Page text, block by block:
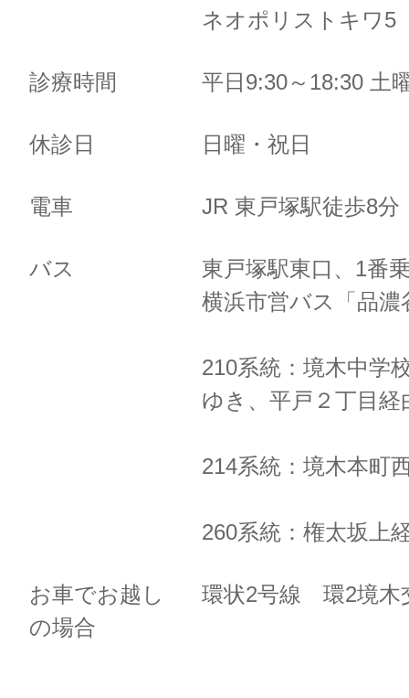
ネオポリストキワ
診療時間 平日9:30～18:30 土
休診日 日曜・祝日
電車 JR 東戸塚駅徒歩8
バス
東戸塚駅東口、1番
横浜市営バス「品
210系統：境木中学
ゆき、 平戸２丁目経
214系統：境木本町
260系統：権太坂上
お車でお越し
の場合
環状2号線 環2境木